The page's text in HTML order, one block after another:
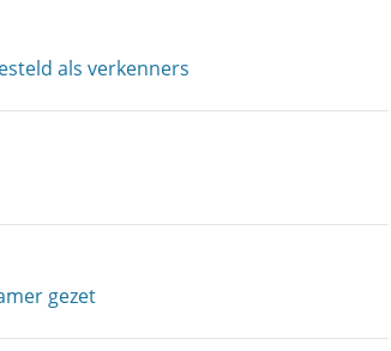
als verkenners
gezet